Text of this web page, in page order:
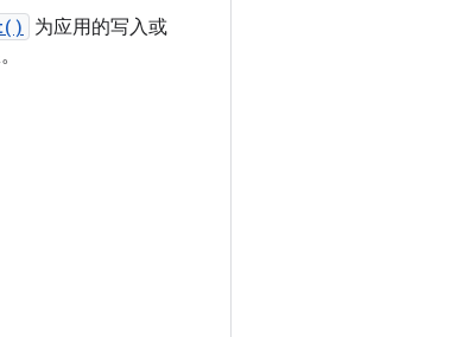
为应用的写入或